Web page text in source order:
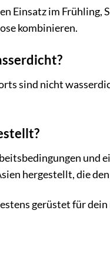
Einsatz im Frühling,
kombinieren.
sind nicht
und
hergestellt, die
gerüstet für